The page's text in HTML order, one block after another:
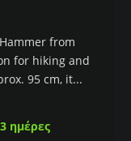
from
for hiking and
95 cm, it...
ημέρες